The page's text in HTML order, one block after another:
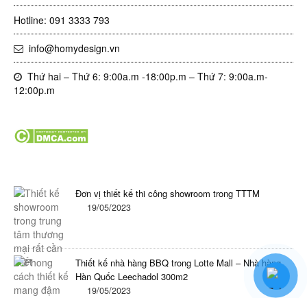
Hotline: 091 3333 793
info@homydesign.vn
Thứ hai – Thứ 6: 9:00a.m -18:00p.m – Thứ 7: 9:00a.m-
12:00p.m
Đơn vị thiết kế thi công showroom trong TTTM
19/05/2023
Thiết kế nhà hàng BBQ trong Lotte Mall – Nhà hàng
Hàn Quốc Leechadol 300m2
19/05/2023